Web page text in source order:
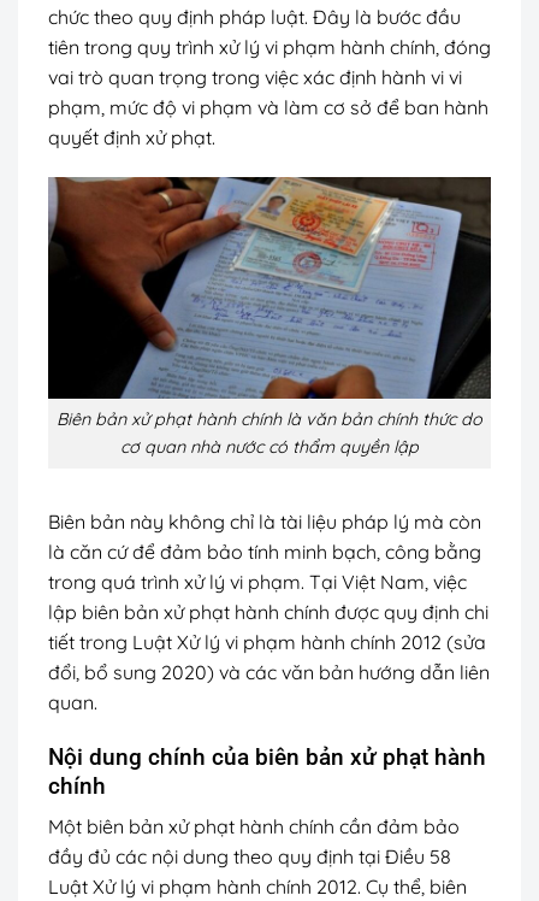
chức theo quy định pháp luật. Đây là bước đầu
tiên trong quy trình xử lý vi phạm hành chính, đóng
vai trò quan trọng trong việc xác định hành vi vi
phạm, mức độ vi phạm và làm cơ sở để ban hành
quyết định xử phạt.
Biên bản xử phạt hành chính là văn bản chính thức do
cơ quan nhà nước có thẩm quyền lập
Biên bản này không chỉ là tài liệu pháp lý mà còn
là căn cứ để đảm bảo tính minh bạch, công bằng
trong quá trình xử lý vi phạm. Tại Việt Nam, việc
lập biên bản xử phạt hành chính được quy định chi
tiết trong Luật Xử lý vi phạm hành chính 2012 (sửa
đổi, bổ sung 2020) và các văn bản hướng dẫn liên
quan.
Nội dung chính của biên bản xử phạt hành
chính
Một biên bản xử phạt hành chính cần đảm bảo
đầy đủ các nội dung theo quy định tại Điều 58
Luật Xử lý vi phạm hành chính 2012. Cụ thể, biên